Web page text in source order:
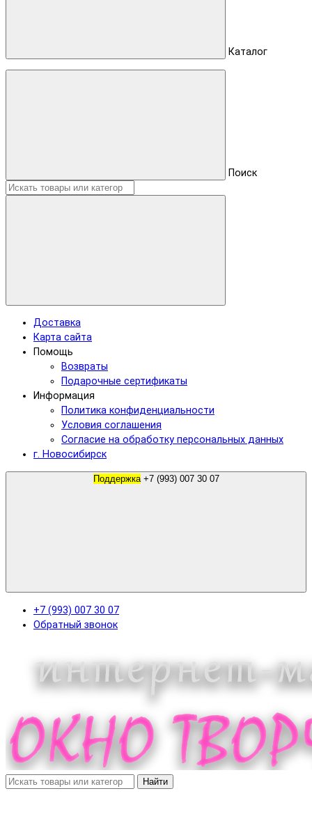
Каталог
Поиск
Доставка
Карта сайта
Помощь
Возвраты
Подарочные сертификаты
Информация
Политика конфиденциальности
Условия соглашения
Согласие на обработку персональных данных
г. Новосибирск
Поддержка +7 (993) 007 30 07
+7 (993) 007 30 07
Обратный звонок
Найти